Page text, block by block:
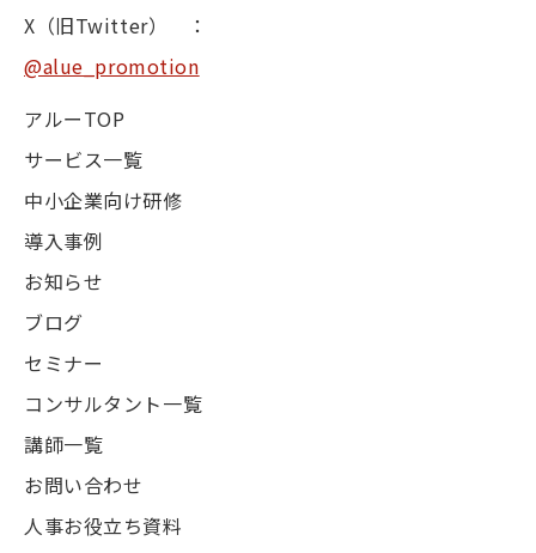
X（旧Twitter） ：
@alue_promotion
アルーTOP
サービス一覧
中小企業向け研修
導入事例
お知らせ
ブログ
セミナー
コンサルタント一覧
講師一覧
お問い合わせ
人事お役立ち資料